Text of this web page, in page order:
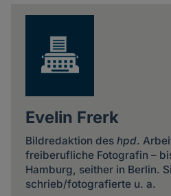
Evelin Frerk
Bildredaktion des hpd.
freiberufliche Fotografin –
Hamburg, seither in Berlin.
schrieb/fotografierte u. a.